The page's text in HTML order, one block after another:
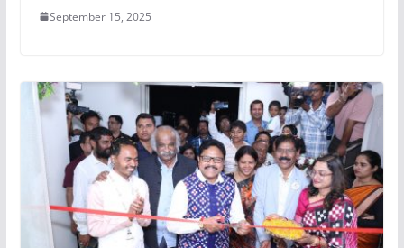
September 15, 2025